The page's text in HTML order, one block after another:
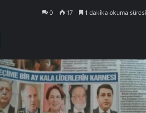
0 17 1 dakika okuma süresi
Pocket